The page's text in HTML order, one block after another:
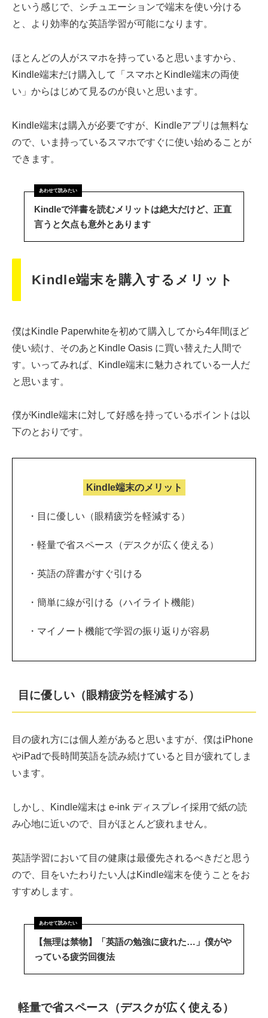
という感じで、シチュエーションで端末を使い分ける
と、より効率的な英語学習が可能になります。
ほとんどの人がスマホを持っていると思いますから、
Kindle端末だけ購入して「スマホとKindle端末の両使
い」からはじめて見るのが良いと思います。
Kindle端末は購入が必要ですが、Kindleアプリは無料な
ので、いま持っているスマホですぐに使い始めることが
できます。
Kindleで洋書を読むメリットは絶大だけど、正直
言うと欠点も意外とあります
Kindle端末を購入するメリット
僕はKindle Paperwhiteを初めて購入してから4年間ほど
使い続け、そのあとKindle Oasis に買い替えた人間で
す。いってみれば、Kindle端末に魅力されている一人だ
と思います。
僕がKindle端末に対して好感を持っているポイントは以
下のとおりです。
Kindle端末のメリット
・目に優しい（眼精疲労を軽減する）
・軽量で省スペース（デスクが広く使える）
・英語の辞書がすぐ引ける
・簡単に線が引ける（ハイライト機能）
・マイノート機能で学習の振り返りが容易
目に優しい（眼精疲労を軽減する）
目の疲れ方には個人差があると思いますが、僕はiPhone
やiPadで長時間英語を読み続けていると目が疲れてしま
います。
しかし、Kindle端末は e-ink ディスプレイ採用で紙の読
み心地に近いので、目がほとんど疲れません。
英語学習において目の健康は最優先されるべきだと思う
ので、目をいたわりたい人はKindle端末を使うことをお
すすめします。
【無理は禁物】「英語の勉強に疲れた…」僕がや
っている疲労回復法
軽量で省スペース（デスクが広く使える）